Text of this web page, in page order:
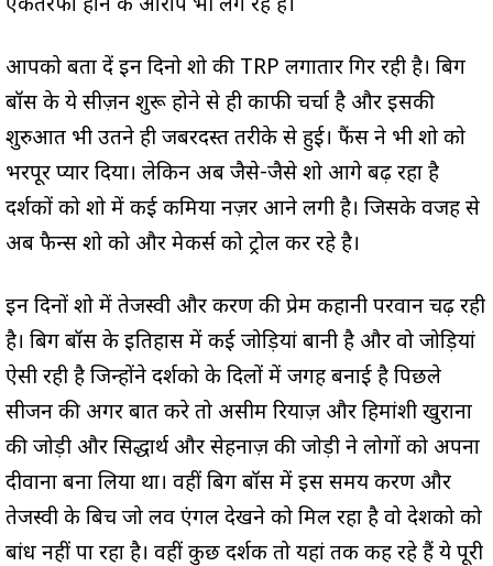
एकतरफा होने के आरोप भी लग रहे है।
आपको बता दें इन दिनो शो की TRP लगातार गिर रही है। बिग
बॉस के ये सीज़न शुरू होने से ही काफी चर्चा है और इसकी
शुरुआत भी उतने ही जबरदस्त तरीके से हुई। फैंस ने भी शो को
भरपूर प्यार दिया। लेकिन अब जैसे-जैसे शो आगे बढ़ रहा है
दर्शकों को शो में कई कमिया नज़र आने लगी है। जिसके वजह से
अब फैन्स शो को और मेकर्स को ट्रोल कर रहे है।
इन दिनों शो में तेजस्वी और करण की प्रेम कहानी परवान चढ़ रही
है। बिग बॉस के इतिहास में कई जोड़ियां बानी है और वो जोड़ियां
ऐसी रही है जिन्होंने दर्शको के दिलों में जगह बनाई है पिछले
सीजन की अगर बात करे तो असीम रियाज़ और हिमांशी खुराना
की जोड़ी और सिद्धार्थ और सेहनाज़ की जोड़ी ने लोगों को अपना
दीवाना बना लिया था। वहीं बिग बॉस में इस समय करण और
तेजस्वी के बिच जो लव एंगल देखने को मिल रहा है वो देशको को
बांध नहीं पा रहा है। वहीं कुछ दर्शक तो यहां तक कह रहे हैं ये पूरी